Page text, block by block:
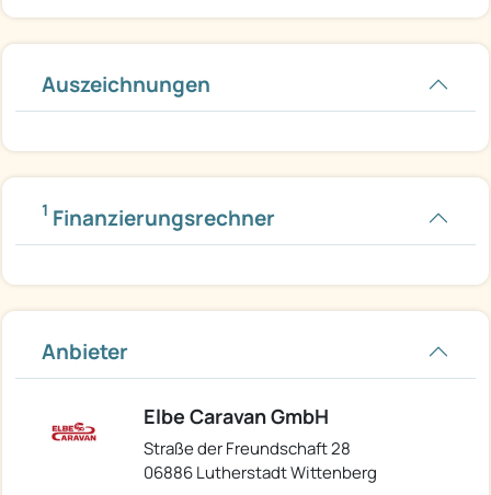
Auszeichnungen
1 Finanzierungsrechner
Anbieter
Elbe Caravan GmbH
Straße der Freundschaft 28
06886 Lutherstadt Wittenberg